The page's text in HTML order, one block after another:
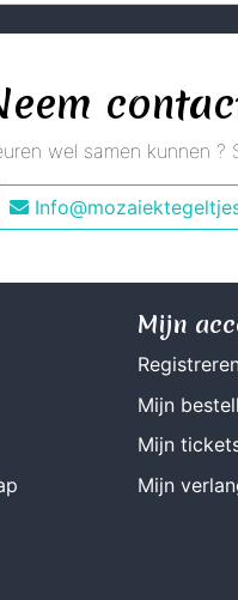
wel samen kunnen
Mijn
Mijn
Mijn
Mijn